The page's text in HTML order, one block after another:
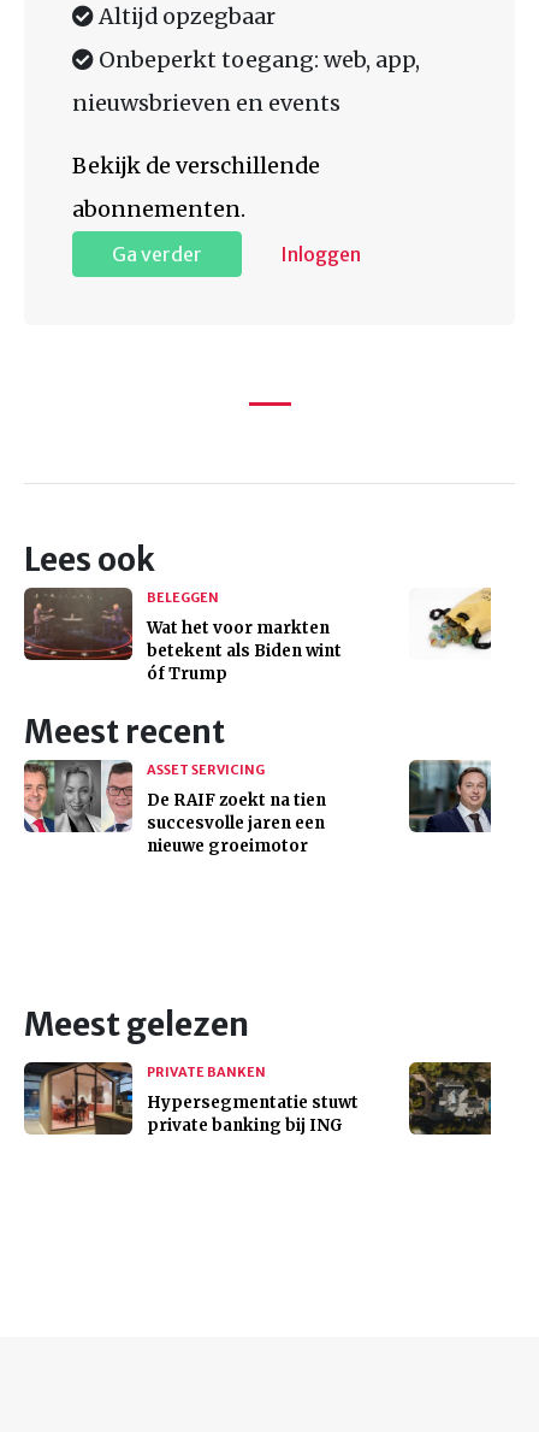
Altijd opzegbaar
Onbeperkt toegang: web, app,
nieuwsbrieven en events
Bekijk de verschillende
abonnementen.
Ga verder Inloggen
Lees ook
BELEGGEN
Wat het voor markten
betekent als Biden wint
óf Trump
Meest recent
ASSET SERVICING
De RAIF zoekt na tien
succesvolle jaren een
nieuwe groeimotor
Meest gelezen
PRIVATE BANKEN
Hypersegmentatie stuwt
private banking bij ING